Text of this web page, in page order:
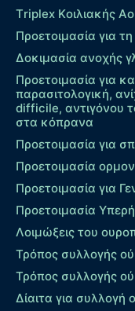
Τriplex Kοιλιακής
Προετοιμασία για
Δοκιμασία ανοχής
Προετοιμασία για
παρασιτολογική,
difficile, αντιγόνου
στα κόπρανα
Προετοιμασία για
Προετοιμασία
Προετοιμασία για
Προετοιμασία
Λοιμώξεις του
Τρόπος συλλογής
Τρόπος συλλογής
Δίαιτα για